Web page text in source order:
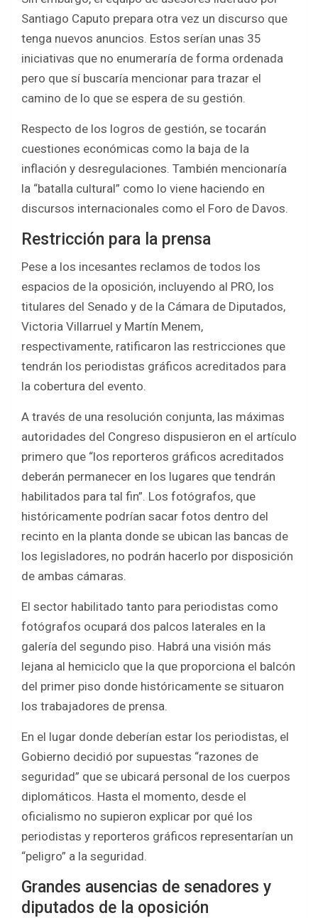
Santiago Caputo prepara otra vez un discurso que
tenga nuevos anuncios. Estos serían unas 35
iniciativas que no enumeraría de forma ordenada
pero que sí buscaría mencionar para trazar el
camino de lo que se espera de su gestión.
Respecto de los logros de gestión, se tocarán
cuestiones económicas como la baja de la
inflación y desregulaciones. También mencionaría
la “batalla cultural” como lo viene haciendo en
discursos internacionales como el Foro de Davos.
Restricción para la prensa
Pese a los incesantes reclamos de todos los
espacios de la oposición, incluyendo al PRO, los
titulares del Senado y de la Cámara de Diputados,
Victoria Villarruel y Martín Menem,
respectivamente, ratificaron las restricciones que
tendrán los periodistas gráficos acreditados para
la cobertura del evento.
A través de una resolución conjunta, las máximas
autoridades del Congreso dispusieron en el artículo
primero que “los reporteros gráficos acreditados
deberán permanecer en los lugares que tendrán
habilitados para tal fin”. Los fotógrafos, que
históricamente podrían sacar fotos dentro del
recinto en la planta donde se ubican las bancas de
los legisladores, no podrán hacerlo por disposición
de ambas cámaras.
El sector habilitado tanto para periodistas como
fotógrafos ocupará dos palcos laterales en la
galería del segundo piso. Habrá una visión más
lejana al hemiciclo que la que proporciona el balcón
del primer piso donde históricamente se situaron
los trabajadores de prensa.
En el lugar donde deberían estar los periodistas, el
Gobierno decidió por supuestas “razones de
seguridad” que se ubicará personal de los cuerpos
diplomáticos. Hasta el momento, desde el
oficialismo no supieron explicar por qué los
periodistas y reporteros gráficos representarían un
“peligro” a la seguridad.
Grandes ausencias de senadores y
diputados de la oposición